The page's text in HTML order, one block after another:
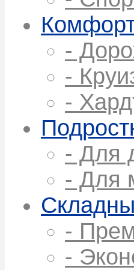
-
-
-
- Для
- Для
-
-